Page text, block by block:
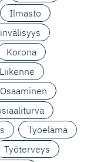
Ilmasto
Korona
Liikenne
Osaaminen
Työelämä
Työterveys